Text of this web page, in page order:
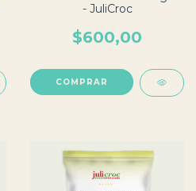
- JuliCroc
$600,00